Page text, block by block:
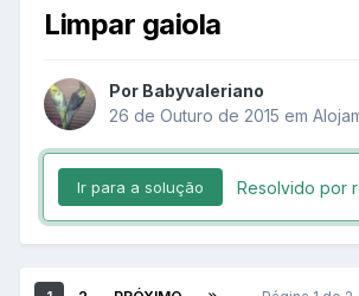
Limpar gaiola
Por Babyvaleriano
26 de Outuro de 2015 em
Ir para a solução Resolvido por